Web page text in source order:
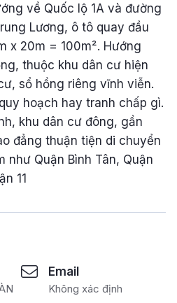
về Quốc lộ 1A và đường
Lương, ô tô quay đầu
x 20m = 100m². Hướng
thuộc khu dân cư hiện
sổ hồng riêng vĩnh viễn.
hoạch hay tranh chấp gì.
khu dân cư đông, gần
đẳng thuận tiện di chuyển
như Quận Bình Tân, Quận
11
Email
Không xác định